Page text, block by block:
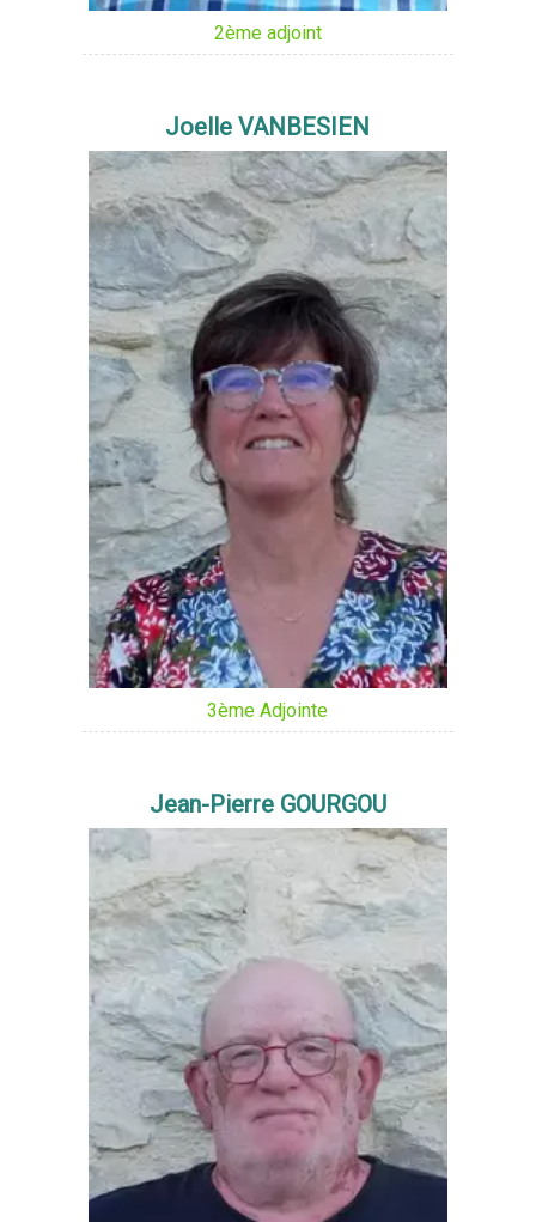
2ème adjoint
Joelle VANBESIEN
3ème Adjointe
Jean-Pierre GOURGOU